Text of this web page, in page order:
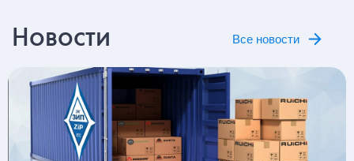
Новости Все новости